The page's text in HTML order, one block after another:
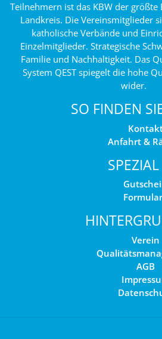
Teilnehmern ist das KBW der
Landkreis. Die Vereinsmitglieder
katholische Verbände und
Einzelmitglieder. Strategische
Familie und Nachhaltigkeit. Das
System QEST spiegelt die hohe
wider.
SO FINDEN
Anfahrt &
SPEZIAL
Verein
AGB